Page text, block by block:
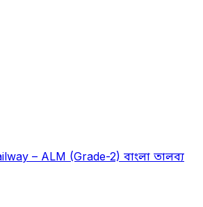
– ALM (Grade-2) বাংলা তালব্য